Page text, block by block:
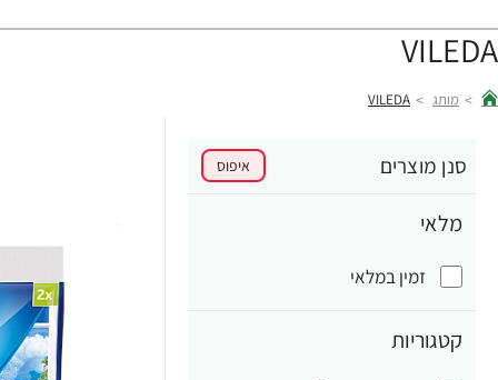
VILEDA
מותג VILEDA
סנן מוצרים איפוס
מלאי
זמין במלאי
קטגוריות